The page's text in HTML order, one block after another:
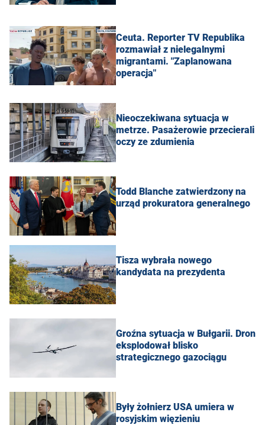
Ceuta. Reporter TV Republika
rozmawiał z nielegalnymi
migrantami. "Zaplanowana
operacja"
Nieoczekiwana sytuacja w
metrze. Pasażerowie przecierali
oczy ze zdumienia
Todd Blanche zatwierdzony na
urząd prokuratora generalnego
Tisza wybrała nowego
kandydata na prezydenta
Groźna sytuacja w Bułgarii. Dron
eksplodował blisko
strategicznego gazociągu
Były żołnierz USA umiera w
rosyjskim więzieniu